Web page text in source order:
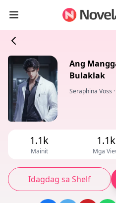
Ang
Bulaklak
Seraphina Voss ·
1.1k
Mainit
1.1k
Mga
Idagdag sa Shelf